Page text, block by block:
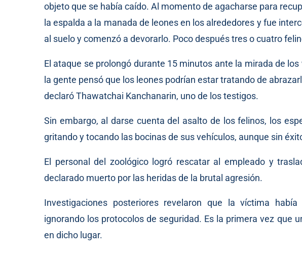
objeto que se había caído. Al momento de agacharse para
la espalda a la manada de leones en los alrededores y fue
al suelo y comenzó a devorarlo. Poco después tres o cuatro
El ataque se prolongó durante 15 minutos ante la mirada de
la gente pensó que los leones podrían estar tratando de
declaró Thawatchai Kanchanarin, uno de los testigos.
Sin embargo, al darse cuenta del asalto de los felinos, los
gritando y tocando las bocinas de sus vehículos, aunque sin
El personal del zoológico logró rescatar al empleado y
declarado muerto por las heridas de la brutal agresión.
Investigaciones posteriores revelaron que la víctima
ignorando los protocolos de seguridad. Es la primera vez que
en dicho lugar.